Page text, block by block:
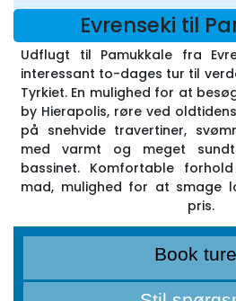
Evrenseki til
Udflugt til Pamukkale fra
interessant to-dages tur til
Tyrkiet. En mulighed for at
by Hierapolis, røre ved
på snehvide travertiner,
med varmt og meget
bassinet. Komfortable
mad, mulighed for at smage
pris.
Book